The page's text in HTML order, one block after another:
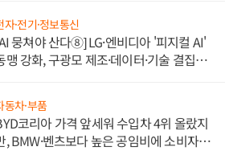
자·전기·정보통신
뭉쳐야 산다⑧] LG·엔비디아 '피지컬 AI'
맹 강화, 구광모 제조·데이터·기술 결집
동차·부품
코리아 가격 앞세워 수입차 4위 올랐지
, BMW·벤츠보다 높은 공임비에 소비자